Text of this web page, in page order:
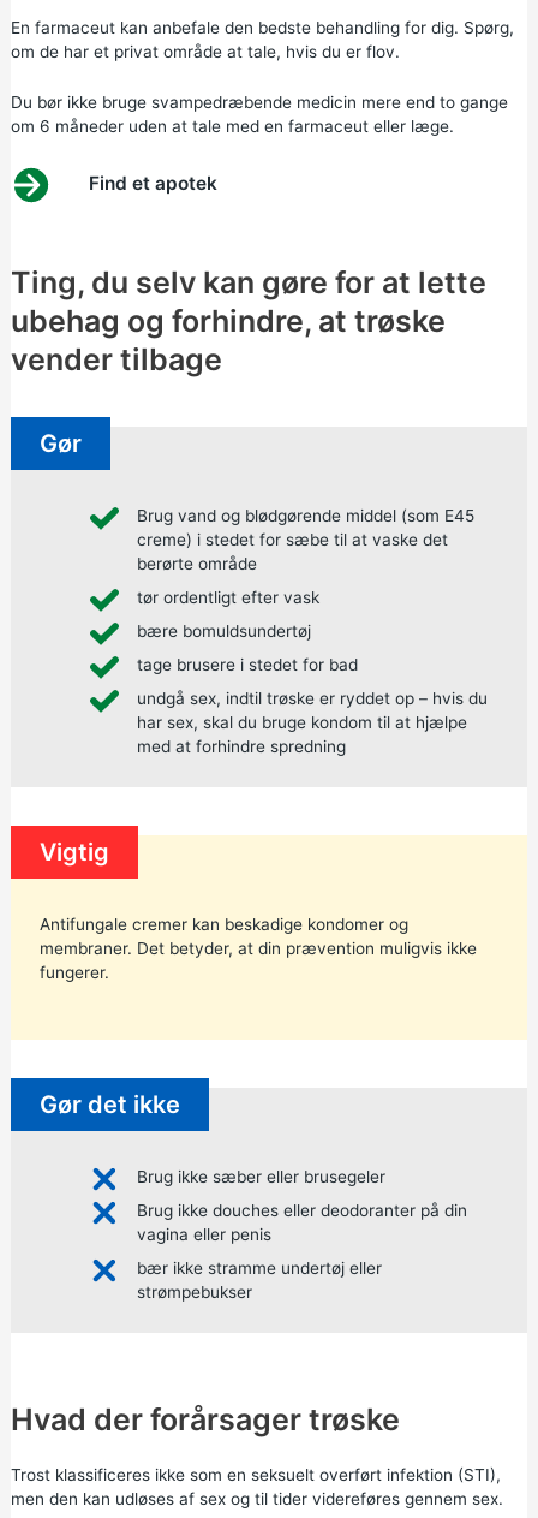
En farmaceut kan anbefale den bedste behandling for dig. Spørg,
om de har et privat område at tale, hvis du er flov.
Du bør ikke bruge svampedræbende medicin mere end to gange
om 6 måneder uden at tale med en farmaceut eller læge.
Find et apotek
Ting, du selv kan gøre for at lette
ubehag og forhindre, at trøske
vender tilbage
Gør
Brug vand og blødgørende middel (som E45
creme) i stedet for sæbe til at vaske det
berørte område
tør ordentligt efter vask
bære bomuldsundertøj
tage brusere i stedet for bad
undgå sex, indtil trøske er ryddet op – hvis du
har sex, skal du bruge kondom til at hjælpe
med at forhindre spredning
Vigtig
Antifungale cremer kan beskadige kondomer og
membraner. Det betyder, at din prævention muligvis ikke
fungerer.
Gør det ikke
Brug ikke sæber eller brusegeler
Brug ikke douches eller deodoranter på din
vagina eller penis
bær ikke stramme undertøj eller
strømpebukser
Hvad der forårsager trøske
Trost klassificeres ikke som en seksuelt overført infektion (STI),
men den kan udløses af sex og til tider videreføres gennem sex.